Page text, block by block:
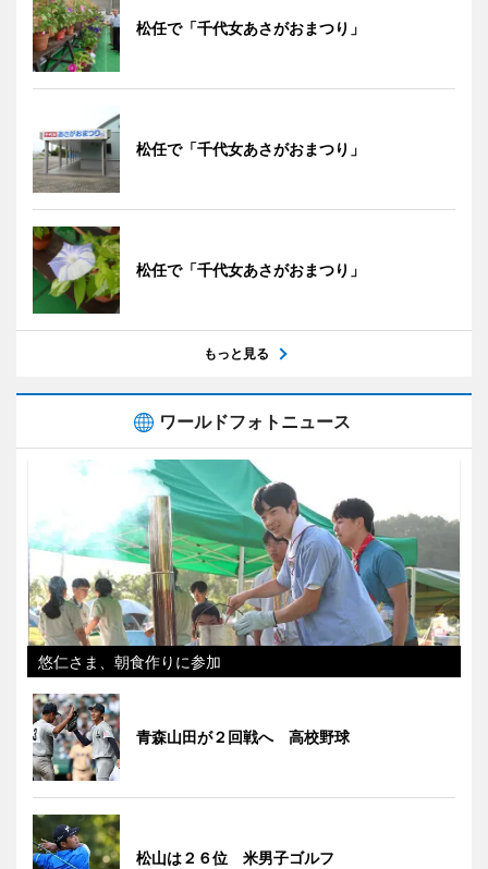
松任で「千代女あさがおまつり」
松任で「千代女あさがおまつり」
松任で「千代女あさがおまつり」
もっと見る
ワールドフォトニュース
悠仁さま、朝食作りに参加
青森山田が２回戦へ 高校野球
松山は２６位 米男子ゴルフ